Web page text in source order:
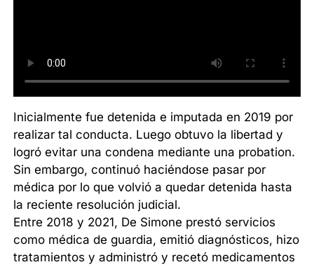
Inicialmente fue detenida e imputada en 2019 por
realizar tal conducta. Luego obtuvo la libertad y
logró evitar una condena mediante una probation.
Sin embargo, continuó haciéndose pasar por
médica por lo que volvió a quedar detenida hasta
la reciente resolución judicial.
Entre 2018 y 2021, De Simone prestó servicios
como médica de guardia, emitió diagnósticos, hizo
tratamientos y administró y recetó medicamentos